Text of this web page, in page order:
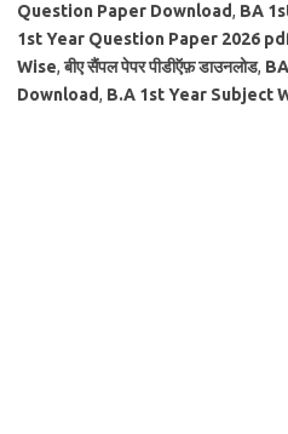
Question Paper Download, BA
1st Year Question Paper 2026
Wise,बीए सैंपल पेपर पीडीऍफ़ डाउनलोड,
Download, B.A 1st Year Subject